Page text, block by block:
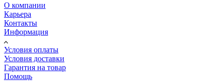
О компании
Карьера
Контакты
Информация
Условия оплаты
Условия доставки
Гарантия на товар
Помощь